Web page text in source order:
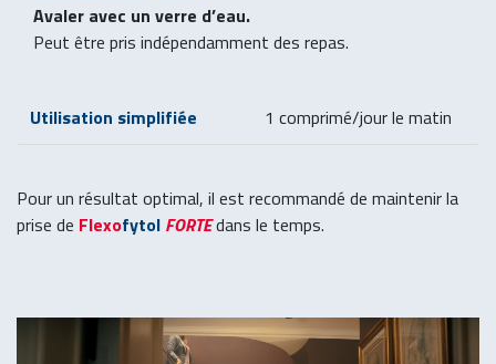
Avaler avec un verre d’eau.
Peut être pris indépendamment des repas.
Utilisation simplifiée 1 comprimé/jour le matin
Pour un résultat optimal, il est recommandé de maintenir la
prise de Flexofytol FORTEdans le temps.